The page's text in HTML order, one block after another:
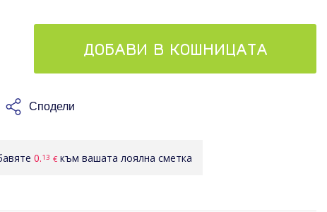
ДОБАВИ В КОШНИЦАТА
Сподели
0.13 € към вашата лоялна сметка